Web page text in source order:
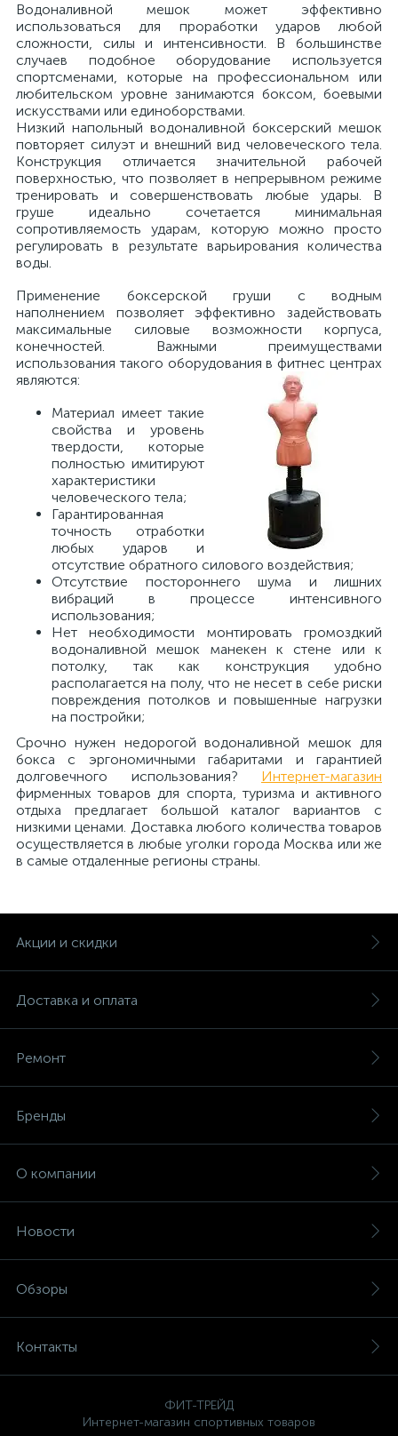
Водоналивной мешок может эффективно
использоваться для проработки ударов любой
сложности, силы и интенсивности. В большинстве
случаев подобное оборудование используется
спортсменами, которые на профессиональном или
любительском уровне занимаются боксом, боевыми
искусствами или единоборствами.
Низкий напольный водоналивной боксерский мешок
повторяет силуэт и внешний вид человеческого тела.
Конструкция отличается значительной рабочей
поверхностью, что позволяет в непрерывном режиме
тренировать и совершенствовать любые удары. В
груше идеально сочетается минимальная
сопротивляемость ударам, которую можно просто
регулировать в результате варьирования количества
воды.
Применение боксерской груши с водным
наполнением позволяет эффективно задействовать
максимальные силовые возможности корпуса,
конечностей. Важными преимуществами
использования такого оборудования в фитнес центрах
являются:
Материал имеет такие
свойства и уровень
твердости, которые
полностью имитируют
характеристики
человеческого тела;
Гарантированная
точность отработки
любых ударов и
отсутствие обратного силового воздействия;
Отсутствие постороннего шума и лишних
вибраций в процессе интенсивного
использования;
Нет необходимости монтировать громоздкий
водоналивной мешок манекен к стене или к
потолку, так как конструкция удобно
располагается на полу, что не несет в себе риски
повреждения потолков и повышенные нагрузки
на постройки;
Срочно нужен недорогой водоналивной мешок для
бокса с эргономичными габаритами и гарантией
долговечного использования? Интернет-магазин
фирменных товаров для спорта, туризма и активного
отдыха предлагает большой каталог вариантов с
низкими ценами. Доставка любого количества товаров
осуществляется в любые уголки города Москва или же
в самые отдаленные регионы страны.
Акции и скидки
Доставка и оплата
Ремонт
Бренды
О компании
Новости
Обзоры
Контакты
ФИТ-ТРЕЙД
Интернет-магазин спортивных товаров